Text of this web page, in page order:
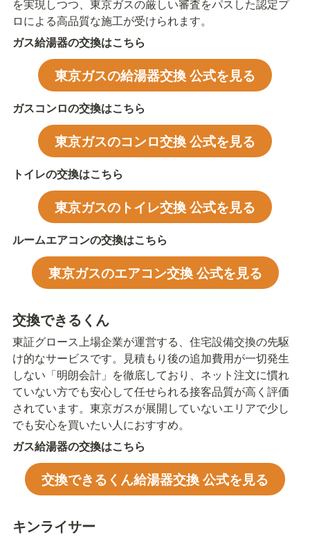
を実現しつつ、東京ガスの厳しい審査をパスした認定プ
ロによる高品質な施工が受けられます。
ガス給湯器の交換はこちら
東京ガスの給湯器交換 公式を見る
ガスコンロの交換はこちら
東京ガスのコンロ交換 公式を見る
トイレの交換はこちら
東京ガスのトイレ交換 公式を見る
ルームエアコンの交換はこちら
東京ガスのエアコン交換 公式を見る
交換できるくん
東証グロース上場企業が運営する、住宅設備交換の先駆
け的なサービスです。見積もり後の追加費用が一切発生
しない「明朗会計」を徹底しており、ネット注文に慣れ
ていない方でも安心して任せられる接客品質が高く評価
されています。東京ガスが展開していないエリアで少し
でも安心を買いたい人におすすめ。
ガス給湯器の交換はこちら
交換できるくん給湯器交換 公式を見る
キンライサー